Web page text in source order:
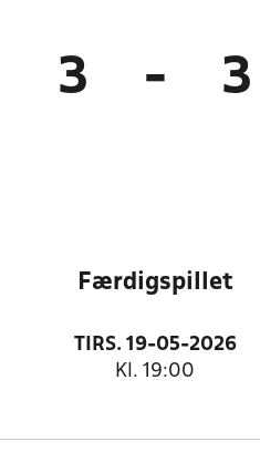
3 - 3
Færdigspillet
TIRS. 19-05-2026
Kl. 19:00